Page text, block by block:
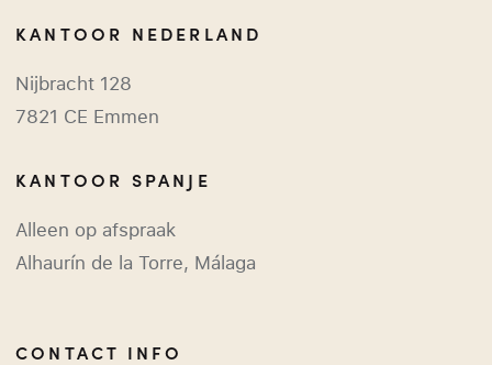
KANTOOR NEDERLAND
Nijbracht 128
7821 CE Emmen
KANTOOR SPANJE
Alleen op afspraak
Alhaurín de la Torre, Málaga
CONTACT INFO